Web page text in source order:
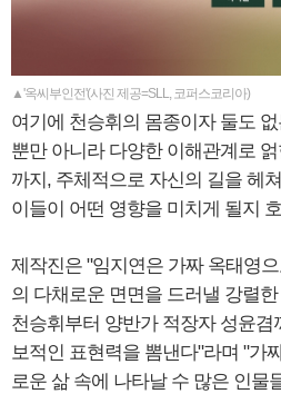
▲'옥씨부인전'(사진 제공=SLL, 코퍼스코리아)
여기에 천승휘의 몸종이자 둘도
뿐만 아니라 다양한 이해관계로
까지, 주체적으로 자신의 길을 헤
이들이 어떤 영향을 미치게 될지
제작진은 "임지연은 가짜 옥태영
의 다채로운 면면을 드러낼 강렬
천승휘부터 양반가 적장자 성윤겸
보적인 표현력을 뽐낸다"라며 "가
로운 삶 속에 나타날 수 많은 인물